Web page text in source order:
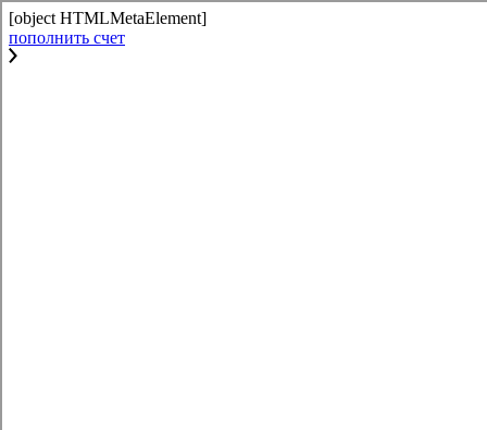
[object HTMLMetaElement]
пополнить счет